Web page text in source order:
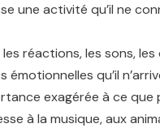
une activité qu’il ne
réactions, les sons,
qu’il
exagérée à ce que
à la musique, aux